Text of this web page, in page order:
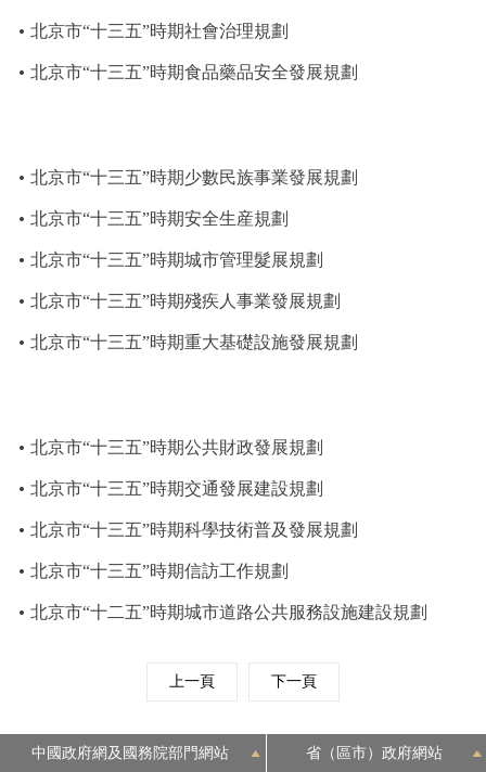
北京市“十三五”時期社會治理規劃
北京市“十三五”時期食品藥品安全發展規劃
北京市“十三五”時期少數民族事業發展規劃
北京市“十三五”時期安全生産規劃
北京市“十三五”時期城市管理髮展規劃
北京市“十三五”時期殘疾人事業發展規劃
北京市“十三五”時期重大基礎設施發展規劃
北京市“十三五”時期公共財政發展規劃
北京市“十三五”時期交通發展建設規劃
北京市“十三五”時期科學技術普及發展規劃
北京市“十三五”時期信訪工作規劃
北京市“十二五”時期城市道路公共服務設施建設規劃
上一頁 下一頁
中國政府網及國務院部門網站 省（區市）政府網站